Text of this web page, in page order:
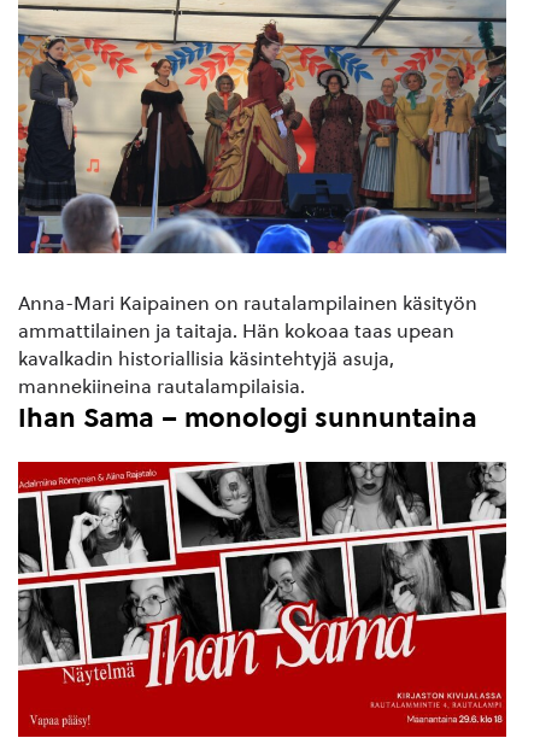
Anna-Mari Kaipainen on rautalampilainen käsityön
ammattilainen ja taitaja. Hän kokoaa taas upean
kavalkadin historiallisia käsintehtyjä asuja,
mannekiineina rautalampilaisia.
Ihan Sama – monologi sunnuntaina